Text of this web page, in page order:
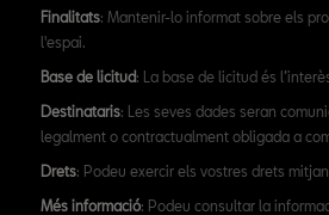
Finalitats: Mantenir-lo informat sobre els
l'espai.
Base de licitud: La base de licitud és
Destinataris: Les seves dades seran
legalment o contractualment obligada a
Drets: Podeu exercir els vostres drets
Més informació: Podeu consultar la